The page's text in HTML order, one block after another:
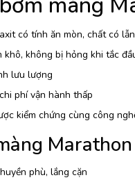
có tính ăn mòn, chất có
khô, không bị hỏng khi tắc
lưu lượng
phí vận hành thấp
kiểm chứng cùng công
phù, lắng cặn